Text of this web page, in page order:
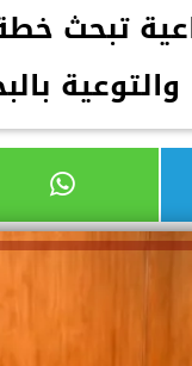
تبحث
والتوعية